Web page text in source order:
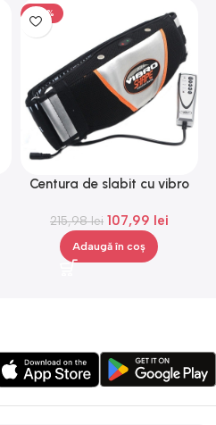
-50%
Centura de slabit cu vibro
telecomanda, negru
215,98lei 107,99 lei
Adaugă în coș